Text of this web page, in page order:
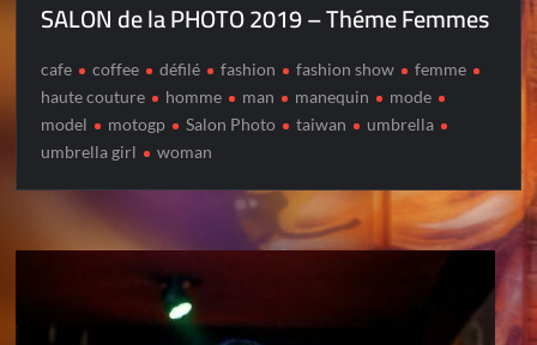
SALON de la PHOTO 2019 – Théme Femmes
cafe coffee défilé fashion fashion show
femme
haute couture
homme man manequin
mode
model
motogp Salon Photo taiwan
umbrella
umbrella girl
woman